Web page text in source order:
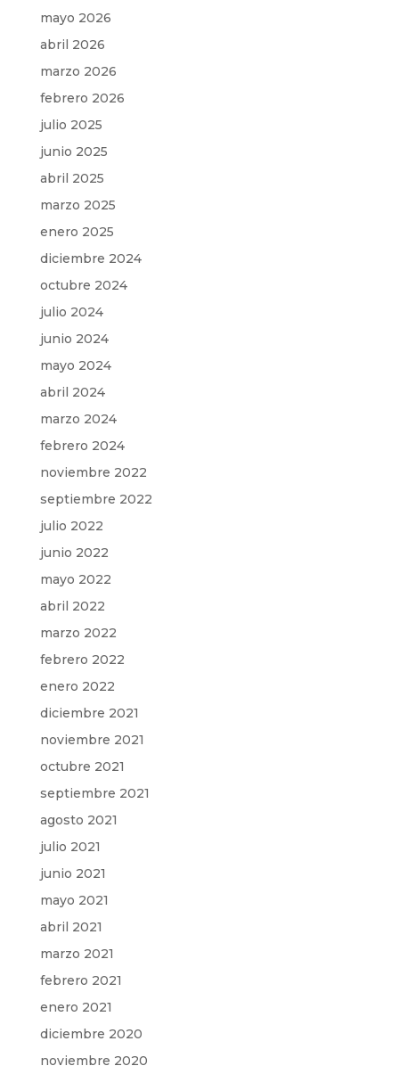
mayo 2026
abril 2026
marzo 2026
febrero 2026
julio 2025
junio 2025
abril 2025
marzo 2025
enero 2025
diciembre 2024
octubre 2024
julio 2024
junio 2024
mayo 2024
abril 2024
marzo 2024
febrero 2024
noviembre 2022
septiembre 2022
julio 2022
junio 2022
mayo 2022
abril 2022
marzo 2022
febrero 2022
enero 2022
diciembre 2021
noviembre 2021
octubre 2021
septiembre 2021
agosto 2021
julio 2021
junio 2021
mayo 2021
abril 2021
marzo 2021
febrero 2021
enero 2021
diciembre 2020
noviembre 2020